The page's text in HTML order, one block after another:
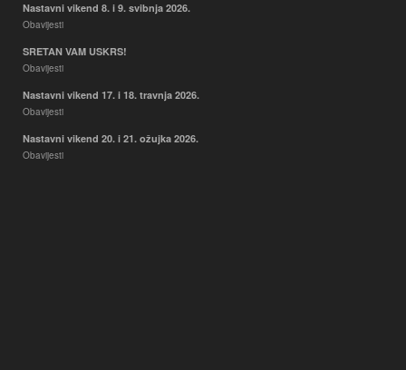
Nastavni vikend 8. i 9. svibnja 2026.
Obavijesti
SRETAN VAM USKRS!
Obavijesti
Nastavni vikend 17. i 18. travnja 2026.
Obavijesti
Nastavni vikend 20. i 21. ožujka 2026.
Obavijesti